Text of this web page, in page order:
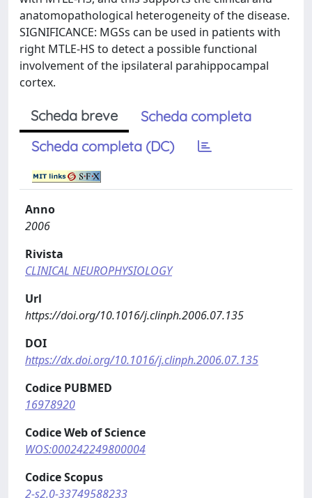
anatomopathological heterogeneity of the disease.
SIGNIFICANCE: MGSs can be used in patients with
right MTLE-HS to detect a possible functional
involvement of the ipsilateral parahippocampal
cortex.
Scheda breve
Scheda completa
Scheda completa (DC)
Anno
2006
Rivista
CLINICAL NEUROPHYSIOLOGY
Url
https://doi.org/10.1016/j.clinph.2006.07.135
DOI
https://dx.doi.org/10.1016/j.clinph.2006.07.135
Codice PUBMED
16978920
Codice Web of Science
WOS:000242249800004
Codice Scopus
2-s2.0-33749588233